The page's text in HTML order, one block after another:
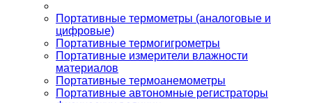
Портативные термометры (аналоговые и
цифровые)
Портативные термогигрометры
Портативные измерители влажности
материалов
Портативные термоанемометры
Портативные автономные регистраторы